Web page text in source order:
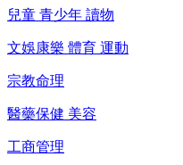
兒童 青少年 讀物
文娛康樂 體育 運動
宗教命理
醫藥保健 美容
工商管理